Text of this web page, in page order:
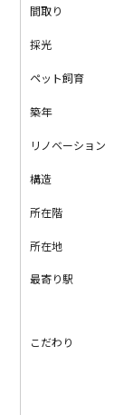
間取り
採光
ペット飼育
築年
リノベーション
構造
所在階
所在地
最寄り駅
こだわり